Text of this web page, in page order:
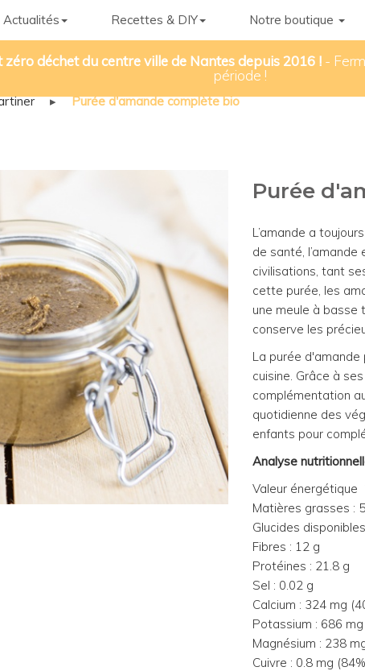
Actualités Recettes & DIY Notre boutique
déchet du centre ville de Nantes depuis 2016 ! -
période !
▸ Purée d'amande complète bio
Purée
L’amande a
de santé,
civilisations, tant
cette purée, les
une meule à
conserve les
La purée
cuisine. Grâce à
complémentation
quotidienne des
enfants pour
Analyse
Valeur énergétique
Matières grasses :
Glucides
Fibres : 12 g
Protéines : 21.8 g
Sel : 0.02 g
Calcium : 324 mg
Potassium : 686
Magnésium : 238
Cuivre : 0.8 mg